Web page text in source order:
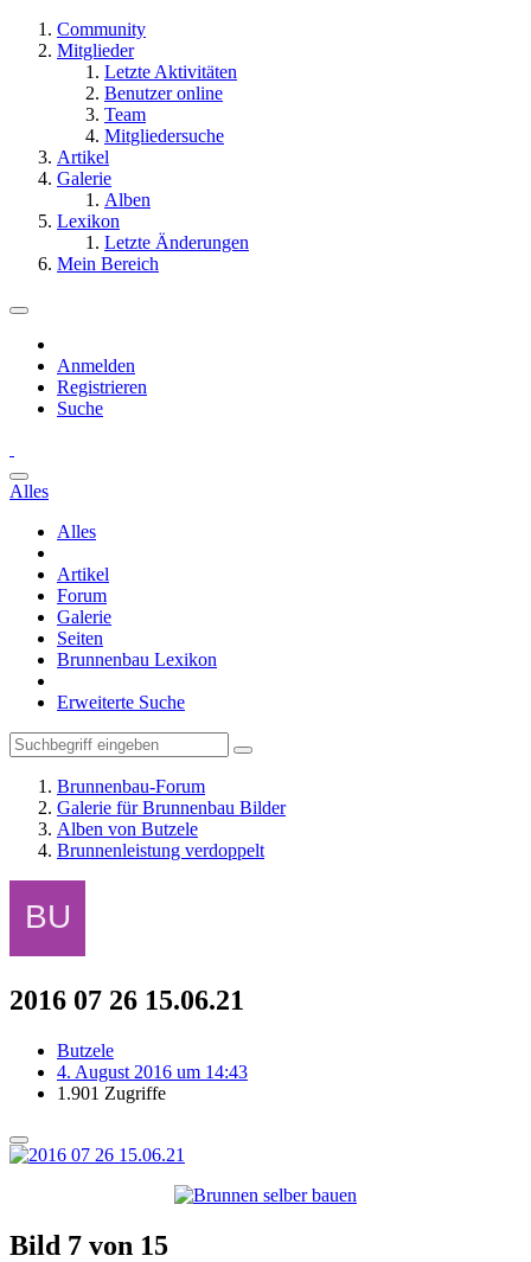
Community
Mitglieder
Letzte Aktivitäten
Benutzer online
Team
Mitgliedersuche
Artikel
Galerie
Alben
Lexikon
Letzte Änderungen
Mein Bereich
Anmelden
Registrieren
Suche
Alles
Alles
Artikel
Forum
Galerie
Seiten
Brunnenbau Lexikon
Erweiterte Suche
Brunnenbau-Forum
Galerie für Brunnenbau Bilder
Alben von Butzele
Brunnenleistung verdoppelt
2016 07 26 15.06.21
Butzele
4. August 2016 um 14:43
1.901 Zugriffe
Bild 7 von 15